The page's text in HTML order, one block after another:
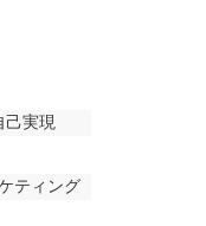
己実現
ティング